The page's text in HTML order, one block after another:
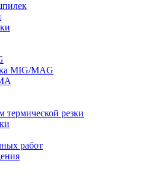
MIG/MAG
термической резки
работ